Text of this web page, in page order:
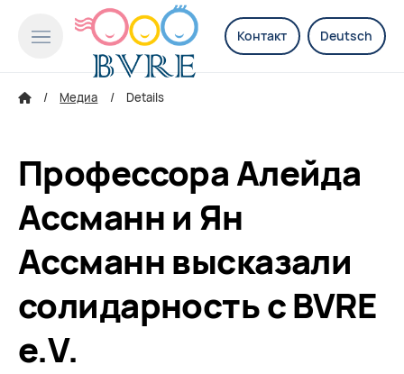
Контакт Deutsch
Медиа Details
Профессора Алейда
Ассманн и Ян
Ассманн высказали
солидарность с BVRE
e.V.